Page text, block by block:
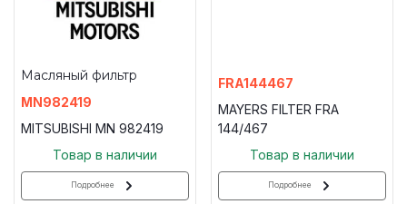
Масляный фильтр
MN982419
MITSUBISHI MN 982419
Товар в наличии
Подробнее
FRA144467
MAYERS FILTER FRA
144/467
Товар в наличии
Подробнее